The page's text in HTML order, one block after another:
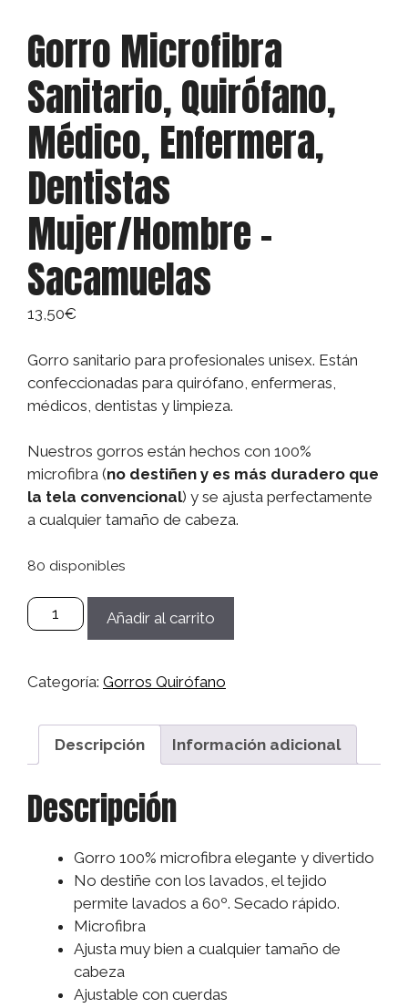
Gorro Microfibra
Sanitario, Quirófano,
Médico, Enfermera,
Dentistas
Mujer/Hombre –
Sacamuelas
13,50€
Gorro sanitario para profesionales unisex. Están
confeccionadas para quirófano, enfermeras,
médicos, dentistas y limpieza.
Nuestros gorros están hechos con 100%
microfibra (no destiñen y es más duradero que
la tela convencional) y se ajusta perfectamente
a cualquier tamaño de cabeza.
80 disponibles
Gorro
Microfibra
Quirófano,
Enfermera,
Dentistas
Mujer/Hombre
Sacamuelas
Añadir al carrito
Categoría: Gorros Quirófano
Descripción Información adicional
Descripción
Gorro 100% microfibra elegante y divertido
No destiñe con los lavados, el tejido
permite lavados a 60º. Secado rápido.
Microfibra
Ajusta muy bien a cualquier tamaño de
cabeza
Ajustable con cuerdas